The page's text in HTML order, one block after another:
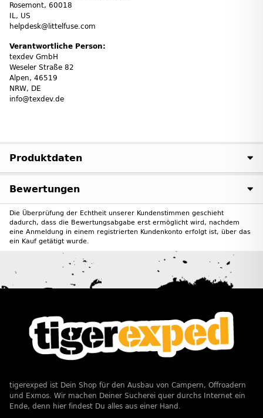
Rosemont, 60018
IL, US
helpdesk@littelfuse.com
Verantwortliche Person:
texdev GmbH
Weseler Straße 82
Alpen, 46519
NRW, DE
info@texdev.de
Produktdaten
Bewertungen
Die Überprüfung der Echtheit unserer Kundenstimmen geschieht
dadurch, dass die Bewertungsabgabe erst ermöglicht wird, nachdem
eine Anmeldung in einem registrierten Kundenkonto erfolgt ist, über das
ein Kauf getätigt wurde.
tigerexped ist Dein Shop für den Ausbau von Campern, Offroadern
und Exmos. Wir machen Deiner Sucherei quer durchs Internet ein
Ende, denn hier findest Du alles aus einer Hand.